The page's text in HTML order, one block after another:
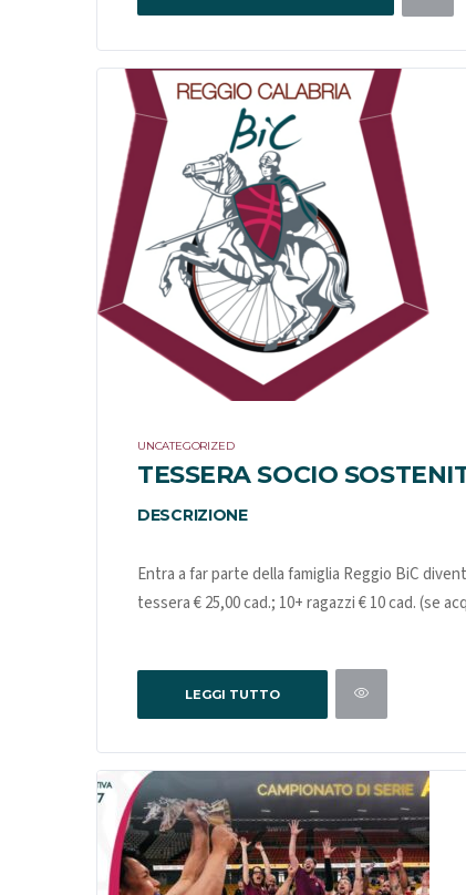
UNCATEGORIZED
TESSERA SOCIO
DESCRIZIONE
Entra a far parte della famiglia Reggio BiC
tessera€ 25,00 cad.; 10+ ragazzi € 10 cad. (se
LEGGI TUTTO